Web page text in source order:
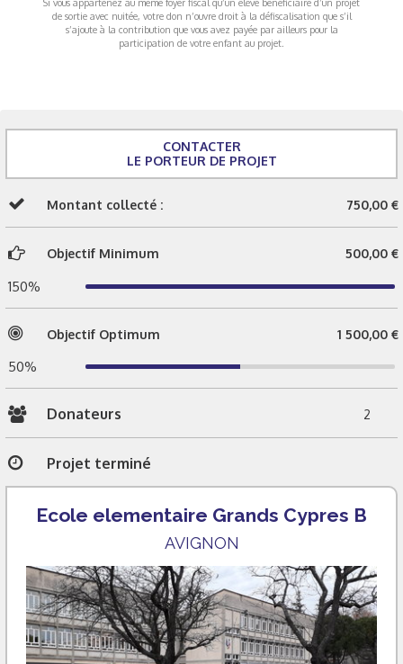
de sortie avec nuitée, votre don n’ouvre droit à la défiscalisation que s’il
s’ajoute à la contribution que vous avez payée par ailleurs pour la
participation de votre enfant au projet.
CONTACTER
LE PORTEUR DE PROJET
Montant collecté : 750,00 €
Objectif Minimum 500,00 €
150%
Objectif Optimum 1 500,00 €
50%
Donateurs 2
Projet terminé
Ecole elementaire Grands Cypres B
AVIGNON